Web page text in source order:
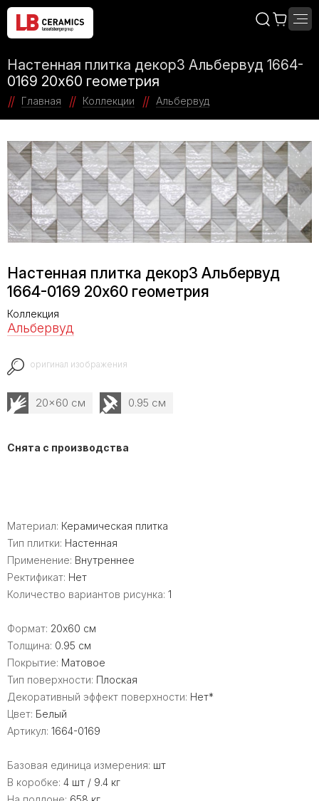
Настенная плитка декор3 Альбервуд 1664-
0169 20x60 геометрия
Главная Коллекции Альбервуд
Настенная плитка декор3 Альбервуд
1664-0169 20x60 геометрия
Коллекция
Альбервуд
оригинал изображения
20x60 см 0.95 см
Снята с производства
Материал: Керамическая плитка
Тип плитки: Настенная
Применение: Внутреннее
Ректификат: Нет
Количество вариантов рисунка: 1
Формат: 20x60 см
Толщина: 0.95 см
Покрытие: Матовое
Тип поверхности: Плоская
Декоративный эффект поверхности: Нет*
Цвет: Белый
Артикул: 1664-0169
Базовая единица измерения: шт
В коробке: 4 шт / 9.4 кг